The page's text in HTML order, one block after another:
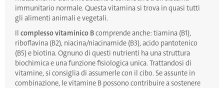
immunitario normale. Questa vitamina si trova in quasi tutti
gli alimenti animali e vegetali.
Il complesso vitaminico Bcomprende anche: tiamina (B1),
riboflavina (B2), niacina/niacinamide (B3), acido pantotenico
(B5) e biotina. Ognuno di questi nutrienti ha una struttura
biochimica e una funzione fisiologica unica. Trattandosi di
vitamine, si consiglia di assumerle con il cibo. Se assunte in
combinazione, le vitamine B possono contribuire a sostenere